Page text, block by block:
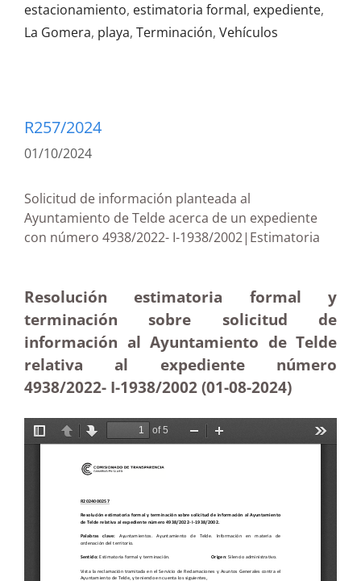
estacionamiento, estimatoria formal, expediente,
La Gomera, playa, Terminación, Vehículos
R257/2024
01/10/2024
Solicitud de información planteada al
Ayuntamiento de Telde acerca de un expediente
con número 4938/2022- I-1938/2002|Estimatoria
Resolución estimatoria formal y
terminación sobre solicitud de
información al Ayuntamiento de Telde
relativa al expediente número
4938/2022- I-1938/2002 (01-08-2024)